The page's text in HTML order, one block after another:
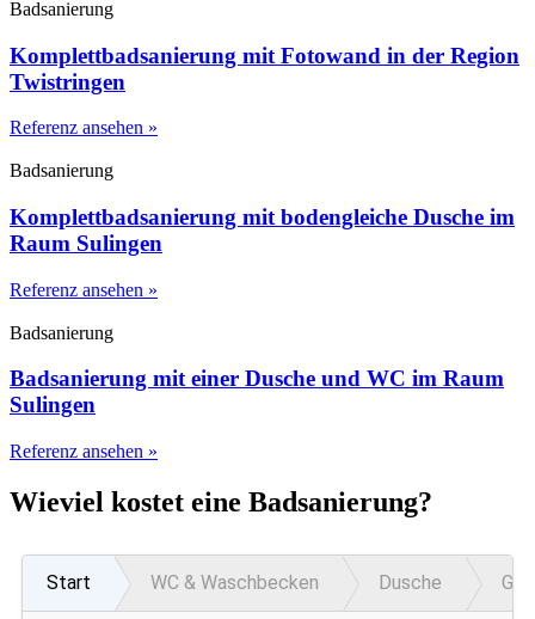
Badsanierung
Komplettbadsanierung mit Fotowand in der Region
Twistringen
Referenz ansehen »
Badsanierung
Komplettbadsanierung mit bodengleiche Dusche im
Raum Sulingen
Referenz ansehen »
Badsanierung
Badsanierung mit einer Dusche und WC im Raum
Sulingen
Referenz ansehen »
Wieviel kostet eine Badsanierung?